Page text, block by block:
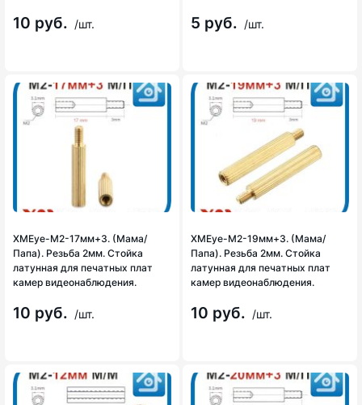
10 руб. /шт. 5 руб. /шт.
XMEye-M2-17мм+3. (Мама/
Папа). Резьба 2мм. Стойка
латунная для печатных плат
камер видеонаблюдения.
10 руб. /шт.
XMEye-M2-19мм+3. (Мама/
Папа). Резьба 2мм. Стойка
латунная для печатных плат
камер видеонаблюдения.
10 руб. /шт.